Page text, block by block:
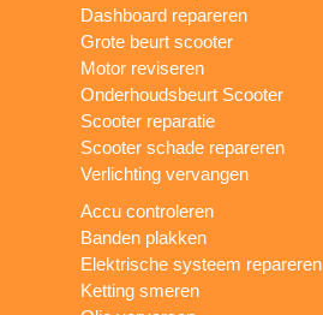
Dashboard repareren
Grote beurt scooter
Motor reviseren
Onderhoudsbeurt Scooter
Scooter reparatie
Scooter schade repareren
Verlichting vervangen
Accu controleren
Banden plakken
Elektrische systeem repareren
Ketting smeren